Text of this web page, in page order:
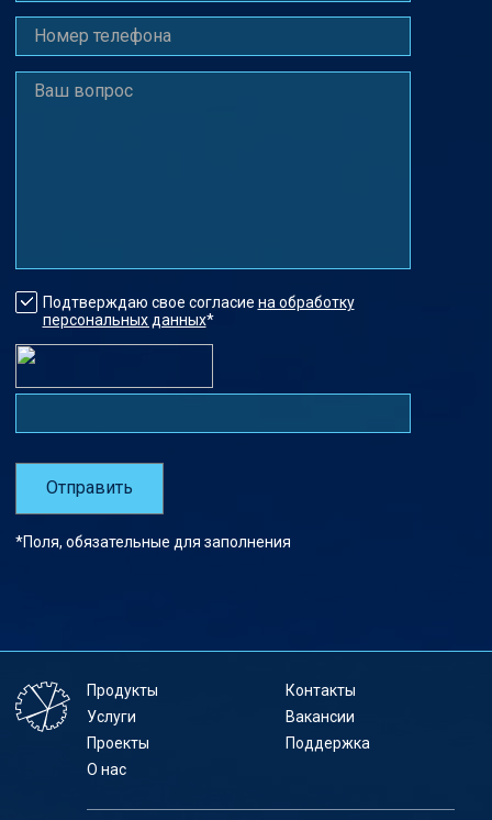
Подтверждаю свое согласие на обработку
персональных данных*
*Поля, обязательные для заполнения
Продукты
Услуги
Проекты
О нас
Контакты
Вакансии
Поддержка